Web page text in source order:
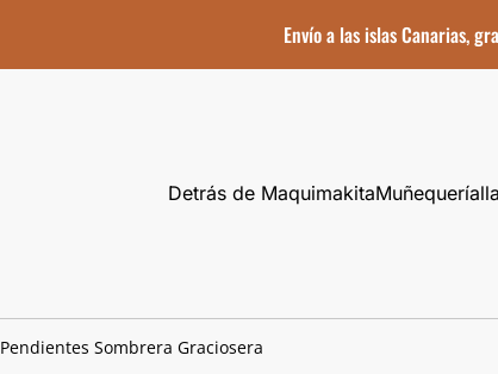
Envío a las islas Canarias,
Detrás de MaquimakitaMuñequería
Pendientes Sombrera Graciosera